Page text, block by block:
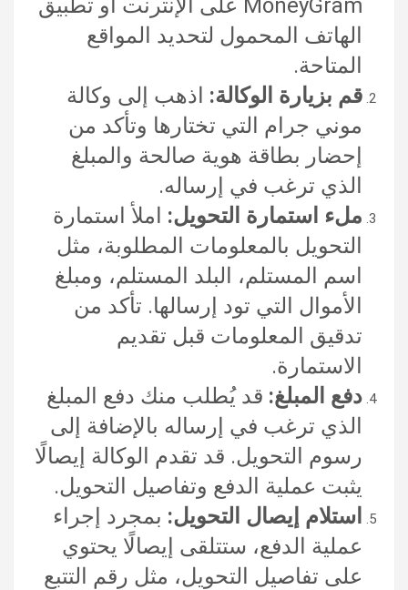
MoneyGram على الإنترنت أو تطبيق
الهاتف المحمول لتحديد المواقع
المتاحة.
قم بزيارة الوكالة: اذهب إلى وكالة
موني جرام التي تختارها وتأكد من
إحضار بطاقة هوية صالحة والمبلغ
الذي ترغب في إرساله.
ملء استمارة التحويل: املأ استمارة
التحويل بالمعلومات المطلوبة، مثل
اسم المستلم، البلد المستلم، ومبلغ
الأموال التي تود إرسالها. تأكد من
تدقيق المعلومات قبل تقديم
الاستمارة.
دفع المبلغ: قد يُطلب منك دفع المبلغ
الذي ترغب في إرساله بالإضافة إلى
رسوم التحويل. قد تقدم الوكالة إيصالًا
يثبت عملية الدفع وتفاصيل التحويل.
استلام إيصال التحويل: بمجرد إجراء
عملية الدفع، ستتلقى إيصالًا يحتوي
على تفاصيل التحويل، مثل رقم التتبع